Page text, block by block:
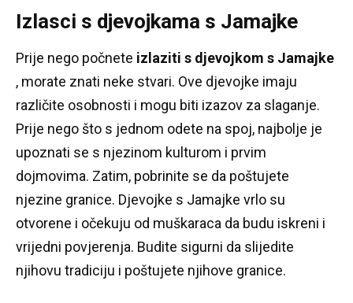
Izlasci s djevojkama s Jamajke
Prije nego počnete izlaziti s djevojkom s Jamajke
, morate znati neke stvari. Ove djevojke imaju
različite osobnosti i mogu biti izazov za slaganje.
Prije nego što s jednom odete na spoj, najbolje je
upoznati se s njezinom kulturom i prvim
dojmovima. Zatim, pobrinite se da poštujete
njezine granice. Djevojke s Jamajke vrlo su
otvorene i očekuju od muškaraca da budu iskreni i
vrijedni povjerenja. Budite sigurni da slijedite
njihovu tradiciju i poštujete njihove granice.